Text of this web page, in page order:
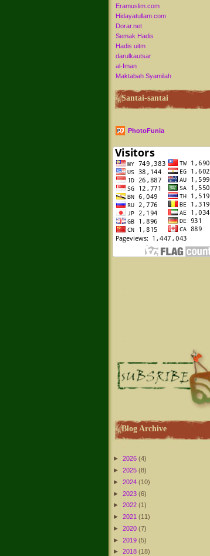
Eramuslim.com
Hidayatullam.com
Dorar.net
Semak Hadis
Hadis uitm
darulkautsar
al-Iman
Maktabah Syamilah
Santai-santai
PhotoFunia
Blog Archive
► 2026 (4)
► 2025 (8)
► 2024 (10)
► 2023 (6)
► 2022 (1)
► 2021 (11)
► 2020 (7)
► 2019 (5)
► 2018 (18)